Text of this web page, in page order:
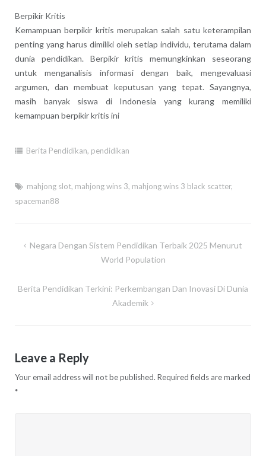
Berpikir Kritis
Kemampuan berpikir kritis merupakan salah satu keterampilan
penting yang harus dimiliki oleh setiap individu, terutama dalam
dunia pendidikan. Berpikir kritis memungkinkan seseorang
untuk menganalisis informasi dengan baik, mengevaluasi
argumen, dan membuat keputusan yang tepat. Sayangnya,
masih banyak siswa di Indonesia yang kurang memiliki
kemampuan berpikir kritis ini
Berita Pendidikan, pendidikan
mahjong slot, mahjong wins 3, mahjong wins 3 black scatter,
spaceman88
Post
Negara Dengan Sistem Pendidikan Terbaik 2025 Menurut
World Population
Berita Pendidikan Terkini: Perkembangan Dan Inovasi Di Dunia
Akademik
Leave a Reply
Your email address will not be published. Required fields are marked
*